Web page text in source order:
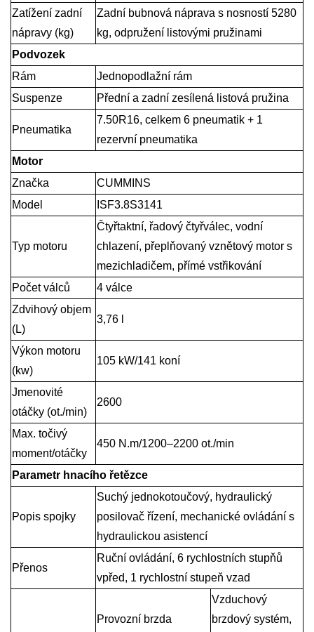
Zatížení zadní
nápravy (kg)
Zadní bubnová náprava s nosností 5280
kg, odpružení listovými pružinami
Podvozek
Rám
Jednopodlažní rám
Suspenze
Přední a zadní zesílená listová pružina
Pneumatika
7.50R16, celkem 6 pneumatik + 1
rezervní pneumatika
Motor
Značka
CUMMINS
Model
ISF3.8S3141
Typ motoru
Čtyřtaktní, řadový čtyřválec, vodní
chlazení, přeplňovaný vznětový motor s
mezichladičem, přímé vstřikování
Počet válců
4 válce
Zdvihový objem
(L)
3,76 l
Výkon motoru
(kw)
105 kW/141 koní
Jmenovité
otáčky (ot./min)
2600
Max. točivý
moment/otáčky
450 N.m/1200–2200 ot./min
Parametr hnacího řetězce
Popis spojky
Suchý jednokotoučový, hydraulický
posilovač řízení, mechanické ovládání s
hydraulickou asistencí
Přenos
Ruční ovládání, 6 rychlostních stupňů
vpřed, 1 rychlostní stupeň vzad
Provozní brzda
Vzduchový
brzdový systém,